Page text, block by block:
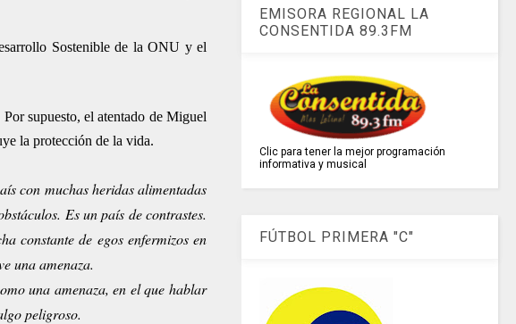
Sostenible de la ONU y el
supuesto, el atentado de Miguel
la protección de la vida.
con muchas heridas alimentadas
Es un país de contrastes.
constante de egos enfermizos en
una amenaza.
una amenaza, en el que hablar
peligroso.
EMISORA REGIONAL LA
CONSENTIDA 89.3FM
Clic para tener la mejor programación
informativa y musical
FÚTBOL PRIMERA "C"